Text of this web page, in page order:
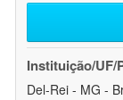
Instituição/UF/
Del-Rei - MG -